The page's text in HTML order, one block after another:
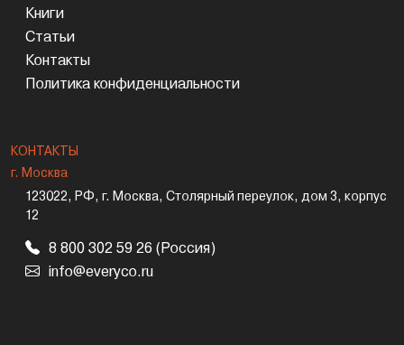
Книги
Статьи
Контакты
Политика конфиденциальности
КОНТАКТЫ
г. Москва
123022, РФ, г. Москва, Столярный переулок, дом 3, корпус
12
8 800 302 59 26 (Россия)
info@everyco.ru